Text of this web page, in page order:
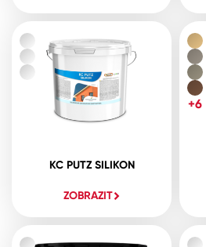
KC PUTZ SILIKON
ZOBRAZIT
+6